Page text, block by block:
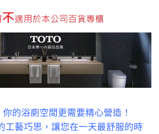
的浴廁空間更需要精心營造！
巧思，讓您在一天最舒服的時